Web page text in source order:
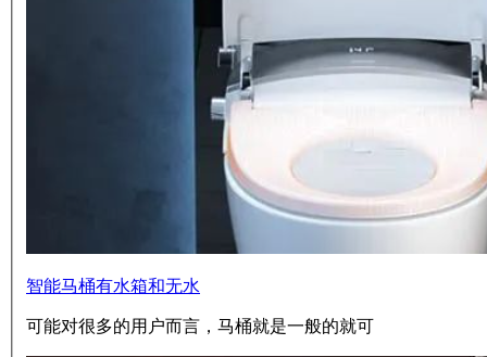
智能马桶有水箱和无水
可能对很多的用户而言，马桶就是一般的就可